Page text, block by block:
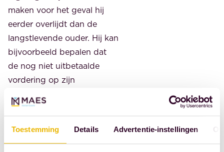
Toestemming Details Advertentie-instellingen
maken voor het geval hij
eerder overlijdt dan de
langstlevende ouder. Hij kan
bijvoorbeeld bepalen dat
de nog niet uitbetaalde
vordering op zijn
een zogenoemd legaat,
(in het voorbeeld